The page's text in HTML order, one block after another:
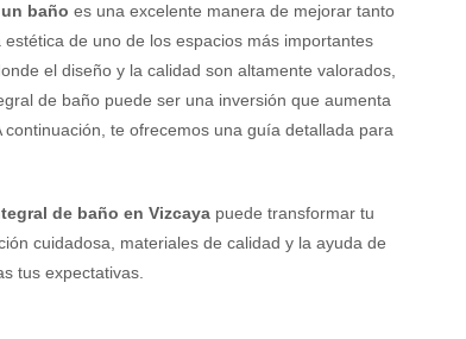
baño es una excelente manera de mejorar tanto
de uno de los espacios más importantes
el diseño y la calidad son altamente valorados,
de baño puede ser una inversión que aumenta
continuación, te ofrecemos una guía detallada para
de baño en Vizcayapuede transformar tu
cuidadosa, materiales de calidad y la ayuda de
tus expectativas.